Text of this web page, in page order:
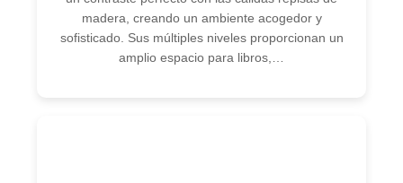
madera, creando un ambiente acogedor y
sofisticado. Sus múltiples niveles proporcionan un
amplio espacio para libros,…